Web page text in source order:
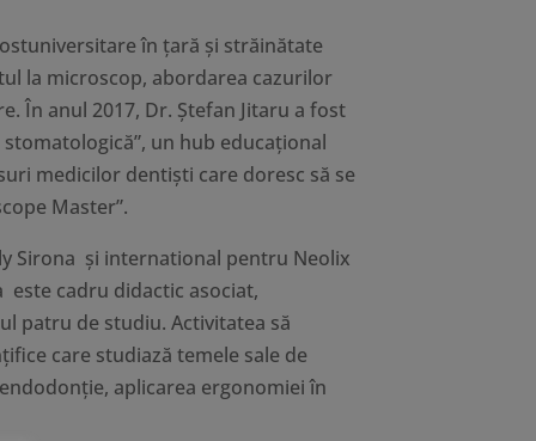
în țară și străinătate
la microscop, abordarea cazurilor
În anul 2017, Dr. Ștefan Jitaru a fost
un hub educațional
medicilor dentiști care doresc să se
Master”.
Sirona și international pentru Neolix
este cadru didactic asociat,
patru de studiu. Activitatea să
care studiază temele sale de
aplicarea ergonomiei în